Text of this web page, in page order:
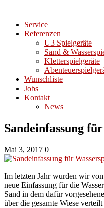
Service
Referenzen
U3 Spielgeräte
Sand &
Kletterspielgeräte
Wunschliste
Jobs
Kontakt
News
Sandeinfassung
Mai 3, 2017 0
Im letzten Jahr wurden wir
neue Einfassung für die
Sand in dem dafür
über die gesamte Wiese